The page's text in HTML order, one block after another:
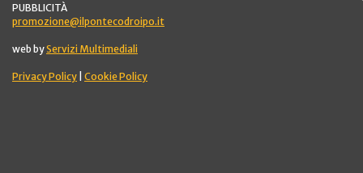
PUBBLICITÀ
promozione@ilpontecodroipo.it
web byServizi Multimediali
Privacy Policy Cookie Policy